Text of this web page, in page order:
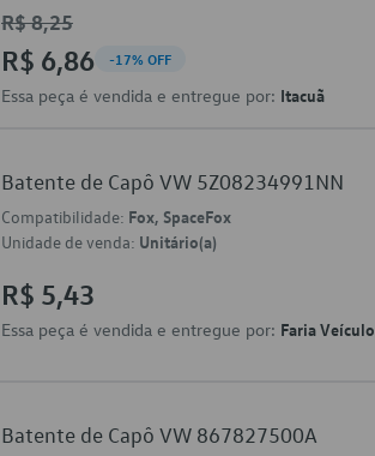
R$ 8,25
R$ 6,86 -17% OFF
Essa peça é vendida e entregue por: Itacuã
Batente de Capô VW 5Z08234991NN
Compatibilidade: Fox, SpaceFox
Unidade de venda: Unitário(a)
R$ 5,43
Essa peça é vendida e entregue por: Faria
Batente de Capô VW 867827500A